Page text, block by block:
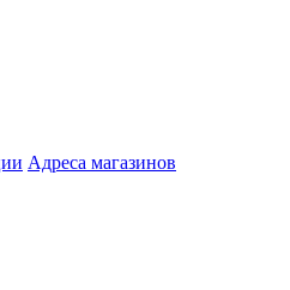
Адреса магазинов